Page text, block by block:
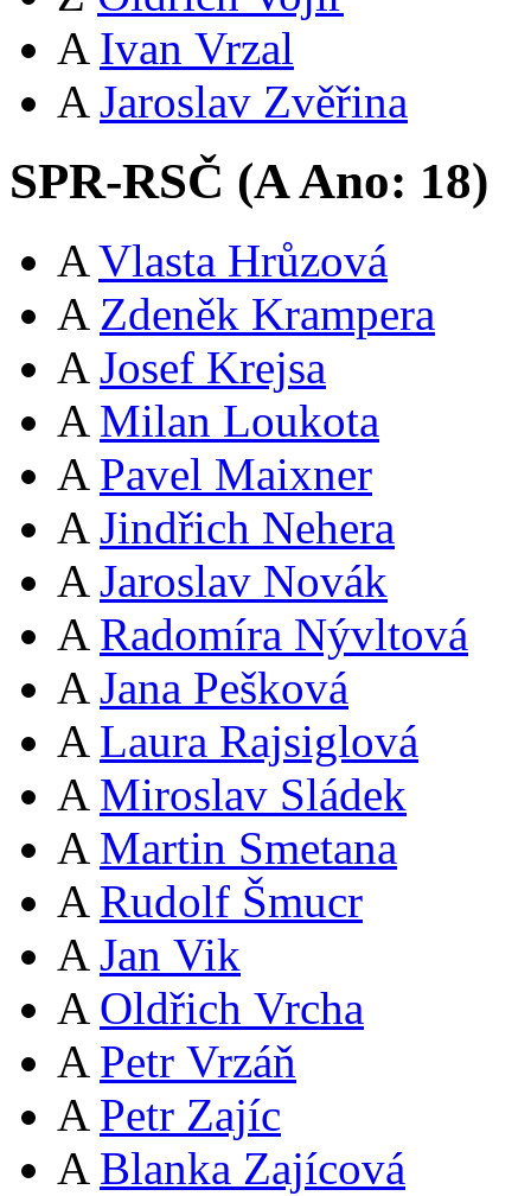
A Ivan Vrzal
A Jaroslav Zvěřina
SPR-RSČ (AAno: 18)
A Vlasta Hrůzová
A Zdeněk Krampera
A Josef Krejsa
A Milan Loukota
A Pavel Maixner
A Jindřich Nehera
A Jaroslav Novák
A Radomíra Nývltová
A Jana Pešková
A Laura Rajsiglová
A Miroslav Sládek
A Martin Smetana
A Rudolf Šmucr
A Jan Vik
A Oldřich Vrcha
A Petr Vrzáň
A Petr Zajíc
A Blanka Zajícová